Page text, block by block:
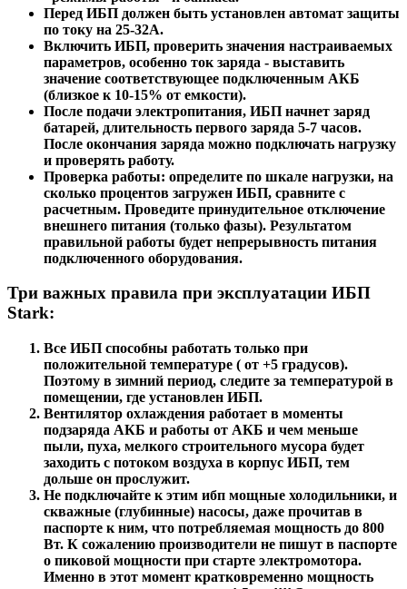
Перед ИБП должен быть установлен автомат защиты
по току на 25-32А.
Включить ИБП, проверить значения настраиваемых
параметров, особенно ток заряда - выставить
значение соответствующее подключенным АКБ
(близкое к 10-15% от емкости).
После подачи электропитания, ИБП начнет заряд
батарей, длительность первого заряда 5-7 часов.
После окончания заряда можно подключать нагрузку
и проверять работу.
Проверка работы: определите по шкале нагрузки, на
сколько процентов загружен ИБП, сравните с
расчетным. Проведите принудительное отключение
внешнего питания (только фазы). Результатом
правильной работы будет непрерывность питания
подключенного оборудования.
Три важных правила при эксплуатации ИБП
Stark:
Все ИБП способны работать только при
положительной температуре ( от +5 градусов).
Поэтому в зимний период, следите за температурой в
помещении, где установлен ИБП.
Вентилятор охлаждения работает в моменты
подзаряда АКБ и работы от АКБ и чем меньше
пыли, пуха, мелкого строительного мусора будет
заходить с потоком воздуха в корпус ИБП, тем
дольше он прослужит.
Не подключайте к этим ибп мощные холодильники, и
скважные (глубинные) насосы, даже прочитав в
паспорте к ним, что потребляемая мощность до 800
Вт. К сожалению производители не пишут в паспорте
о пиковой мощности при старте электромотора.
Именно в этот момент кратковременно мощность